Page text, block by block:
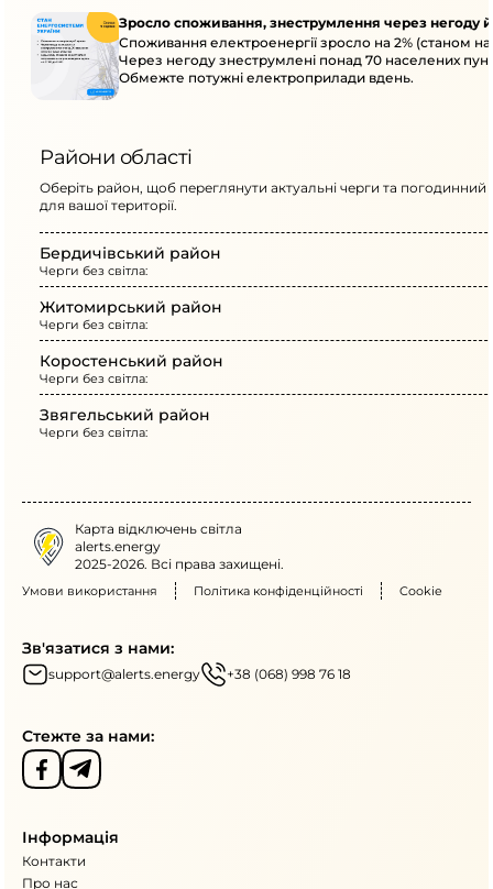
Зросло споживання, знеструмлення через негоду
Споживання електроенергії зросло на 2% (станом на
Через негоду знеструмлені понад 70 населених
Обмежте потужні електроприлади вдень.
Райони області
Оберіть район, щоб переглянути актуальні черги та погодинний
для вашої території.
Бердичівський район
Черги без світла:
Житомирський район
Черги без світла:
Коростенський район
Черги без світла:
Звягельський район
Черги без світла:
Карта відключень світла
alerts.energy
2025-2026. Всі права захищені.
Умови використання Політика конфіденційності Cookie
Зв'язатися з нами:
support@alerts.energy +38 (068) 998 76 18
Стежте за нами:
Інформація
Контакти
Про нас